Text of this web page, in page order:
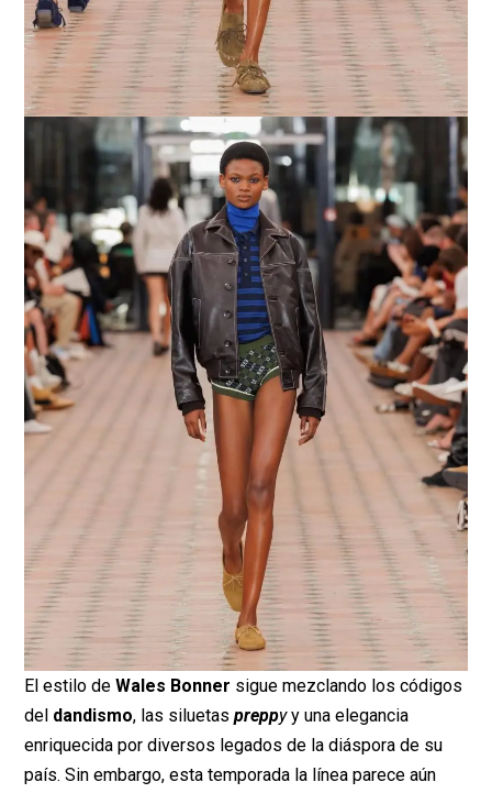
El estilo deWales Bonner sigue mezclando los códigos
del dandismo, las siluetaspreppyy una elegancia
enriquecida por diversos legados de la diáspora de su
país. Sin embargo, esta temporada la línea parece aún